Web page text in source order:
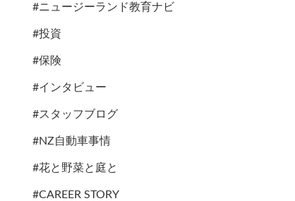
#ニュージーランド教育ナビ
#投資
#保険
#インタビュー
#スタッフブログ
#NZ自動車事情
#花と野菜と庭と
#CAREER STORY